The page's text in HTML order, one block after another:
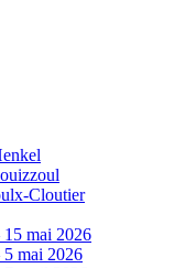
Cloutier
15 mai 2026
5 mai 2026